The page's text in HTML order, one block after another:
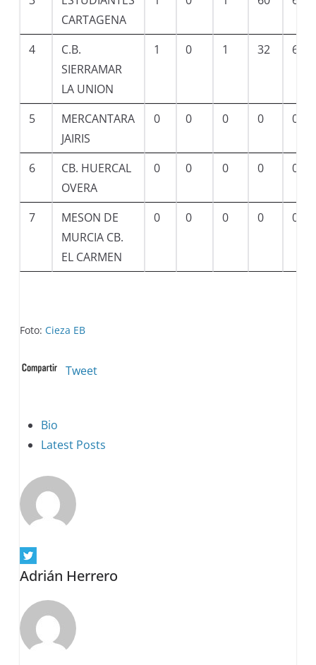
CARTAGENA
4
C.B.
SIERRAMAR
LA UNION
1 0 1 32 64
5
MERCANTARA
JAIRIS
0 0 0 0 0
6
CB. HUERCAL
OVERA
0 0 0 0 0
7
MESON DE
MURCIA CB.
EL CARMEN
0 0 0 0 0
Foto:Cieza EB
Tweet
The
following
tabs
change
content
Bio
Latest Posts
Adrián Herrero